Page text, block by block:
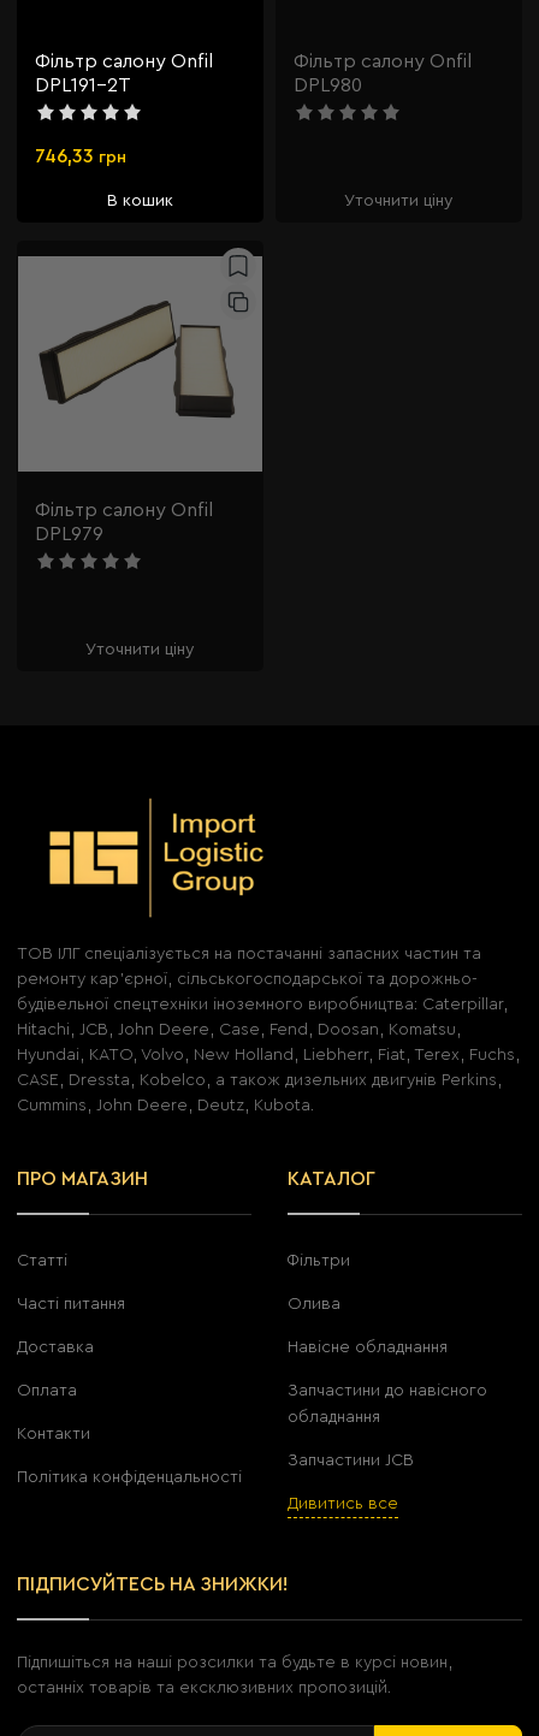
Фільтр салону Onfil
DPL191-2T
746,33 грн
В кошик
Фільтр салону Onfil
DPL980
Уточнити ціну
Фільтр салону Onfil
DPL979
Уточнити ціну
ТОВ ІЛГ спеціалізується на постачанні запасних частин та
ремонту кар'єрної, сільськогосподарської та дорожньо-
будівельної спецтехніки іноземного виробництва: Caterpillar,
Hitachi, JCB, John Deere, Case, Fend, Doosan, Komatsu,
Hyundai, KATO, Volvo, New Holland, Liebherr, Fiat, Terex, Fuchs,
CASE, Dressta, Kobelco, а також дизельних двигунів Perkins,
Cummins, John Deere, Deutz, Kubota.
ПРО МАГАЗИН
Статті
Часті питання
Доставка
Оплата
Контакти
Політика конфіденцальності
КАТАЛОГ
Фільтри
Олива
Навісне обладнання
Запчастини до навісного
обладнання
Запчастини JCB
Дивитись все
ПІДПИСУЙТЕСЬ НА ЗНИЖКИ!
Підпишіться на наші розсилки та будьте в курсі новин,
останніх товарів та ексклюзивних пропозицій.